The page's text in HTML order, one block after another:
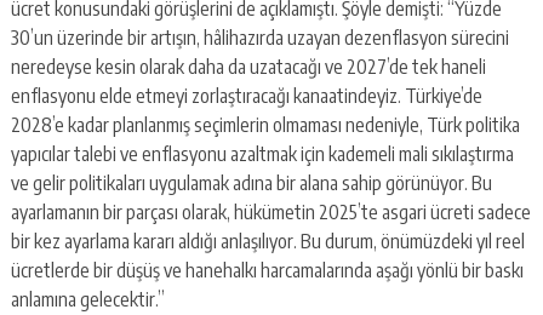
ücret konusundaki görüşlerini de açıklamıştı. Şöyle demişti: “Yüzde
30’un üzerinde bir artışın, hâlihazırda uzayan dezenflasyon sürecini
neredeyse kesin olarak daha da uzatacağı ve 2027’de tek haneli
enflasyonu elde etmeyi zorlaştıracağı kanaatindeyiz. Türkiye’de
2028’e kadar planlanmış seçimlerin olmaması nedeniyle, Türk politika
yapıcılar talebi ve enflasyonu azaltmak için kademeli mali sıkılaştırma
ve gelir politikaları uygulamak adına bir alana sahip görünüyor. Bu
ayarlamanın bir parçası olarak, hükümetin 2025’te asgari ücreti sadece
bir kez ayarlama kararı aldığı anlaşılıyor. Bu durum, önümüzdeki yıl reel
ücretlerde bir düşüş ve hanehalkı harcamalarında aşağı yönlü bir baskı
anlamına gelecektir.”